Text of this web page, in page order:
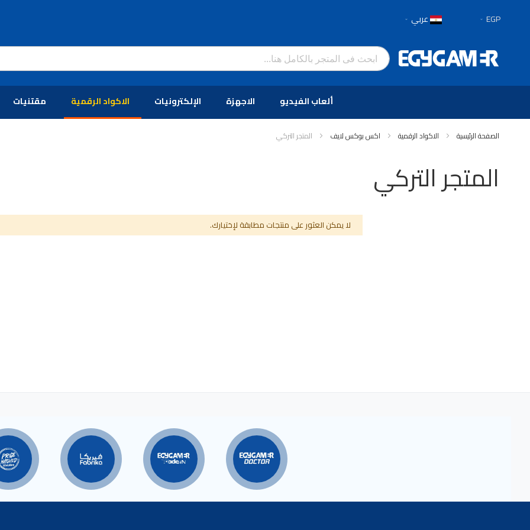
العملة
EGP
إلى
المحتوى
لغة عربي
ألعاب الفيديو الاجهزة الإلكترونيات الاكواد الرقمية مقتنيات
الصفحة الرئيسية الاكواد الرقمية اكس بوكس لايف المتجر التركي
المتجر التركي
لا يمكن العثور على منتجات مطابقة لإختيارك.